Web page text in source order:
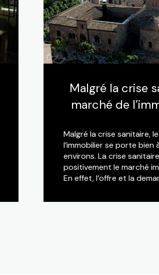
Malgré la crise
marché de
Malgré la crise sanitaire,
l’immobilier se porte bien
environs. La crise sanitaire a impacté
positivement le marché
En effet, l’offre et la
demandes, renforçant la
LIRE CETTE